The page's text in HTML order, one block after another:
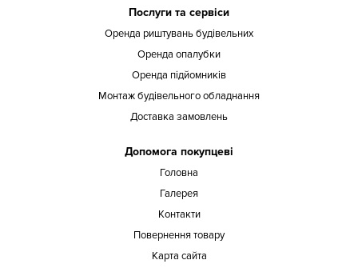
Послуги та сервіси
Оренда риштувань будівельних
Оренда опалубки
Оренда підйомників
Монтаж будівельного обладнання
Доставка замовлень
Допомога покупцеві
Головна
Галерея
Контакти
Повернення товару
Карта сайта